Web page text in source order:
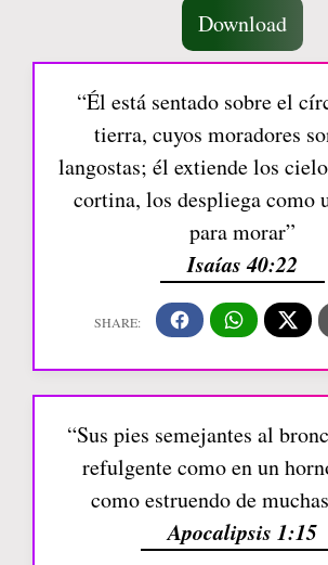
Download
“Él está sentado sobre el
tierra, cuyos moradores
langostas; él extiende los
cortina, los despliega como
para morar”
Isaías 40:22
“Sus pies semejantes al
refulgente como en un
como estruendo de
Apocalipsis 1:15